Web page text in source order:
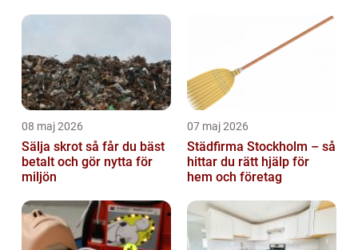
08 maj 2026
Sälja skrot så får du bäst
betalt och gör nytta för
miljön
07 maj 2026
Städfirma Stockholm – så
hittar du rätt hjälp för
hem och företag